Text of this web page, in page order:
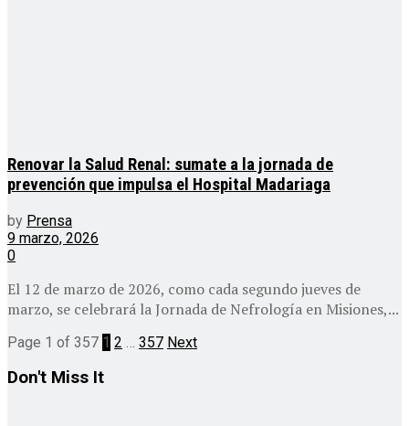
Renovar la Salud Renal: sumate a la jornada de
prevención que impulsa el Hospital Madariaga
by Prensa
9 marzo, 2026
0
El 12 de marzo de 2026, como cada segundo jueves de
marzo, se celebrará la Jornada de Nefrología en Misiones,...
Page 1 of 357 1 2 357 Next
Don't Miss It